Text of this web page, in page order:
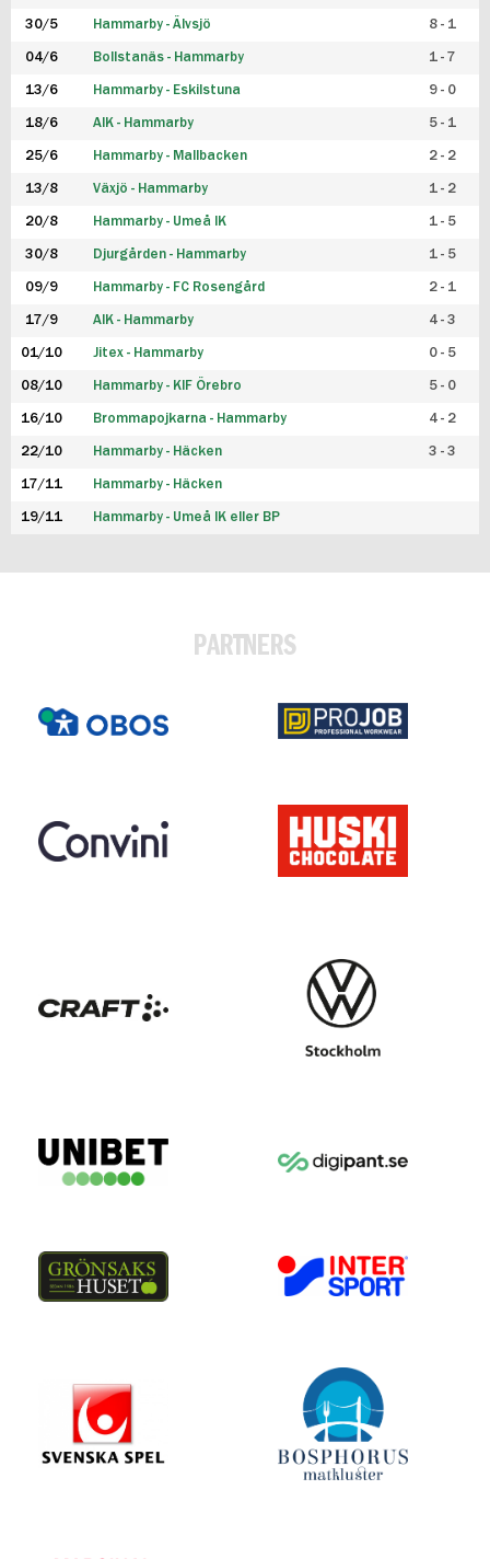
30/5 Hammarby - Älvsjö 8 - 1
04/6 Bollstanäs - Hammarby 1 - 7
13/6 Hammarby - Eskilstuna 9 - 0
18/6 AIK - Hammarby 5 - 1
25/6 Hammarby - Mallbacken 2 - 2
13/8 Växjö - Hammarby 1 - 2
20/8 Hammarby - Umeå IK 1 - 5
30/8 Djurgården - Hammarby 1 - 5
09/9 Hammarby - FC Rosengård 2 - 1
17/9 AIK - Hammarby 4 - 3
01/10 Jitex - Hammarby 0 - 5
08/10 Hammarby - KIF Örebro 5 - 0
16/10 Brommapojkarna - Hammarby 4 - 2
22/10 Hammarby - Häcken 3 - 3
17/11 Hammarby - Häcken
19/11 Hammarby - Umeå IK eller BP
PARTNERS